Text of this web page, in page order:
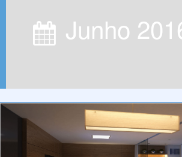
junho